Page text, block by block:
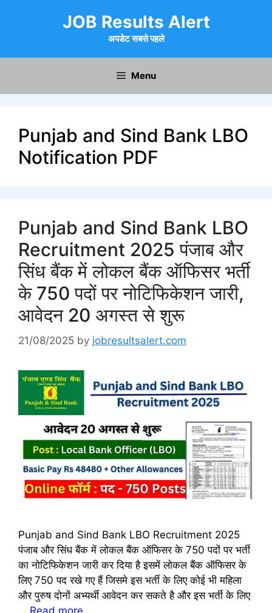
JOB Results Alert
अपडेट सबसे पहले
Menu
Punjab and Sind Bank LBO
Notification PDF
Punjab and Sind Bank LBO
Recruitment 2025 पंजाब और
सिंध बैंक में लोकल बैंक ऑफिसर भर्ती
के 750 पदों पर नोटिफिकेशन जारी,
आवेदन 20 अगस्त से शुरू
21/08/2025 by jobresultsalert.com
Punjab and Sind Bank LBO Recruitment 2025
पंजाब और सिंध बैंक में लोकल बैंक ऑफिसर के 750 पदों पर भर्ती
का नोटिफिकेशन जारी कर दिया है इसमें लोकल बैंक ऑफिसर के
लिए 750 पद रखे गए हैं जिसमे इस भर्ती के लिए कोई भी महिला
और पुरुष दोनों अभ्यर्थी आवेदन कर सकते है और इस भर्ती के लिए
… Read more